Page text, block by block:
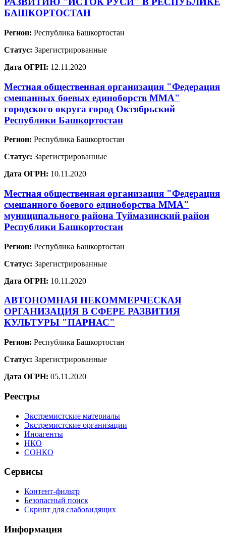
БАШКОРТОСТАН
Регион: Республика Башкортостан
Статус: Зарегистрированные
Дата ОГРН: 12.11.2020
Местная общественная организация "Федерация
смешанных боевых единоборств ММА"
городского округа город Октябрьский
Республики Башкортостан
Регион: Республика Башкортостан
Статус: Зарегистрированные
Дата ОГРН: 10.11.2020
Местная общественная организация "Федерация
смешанного боевого единоборства ММА"
муниципального района Туймазинский район
Республики Башкортостан
Регион: Республика Башкортостан
Статус: Зарегистрированные
Дата ОГРН: 10.11.2020
АВТОНОМНАЯ НЕКОММЕРЧЕСКАЯ
ОРГАНИЗАЦИЯ В СФЕРЕ РАЗВИТИЯ
КУЛЬТУРЫ "ПАРНАС"
Регион: Республика Башкортостан
Статус: Зарегистрированные
Дата ОГРН: 05.11.2020
Реестры
Экстремистские материалы
Экстремистские организации
Иноагенты
НКО
СОНКО
Сервисы
Контент-фильтр
Безопасный поиск
Скрипт для слабовидящих
Информация